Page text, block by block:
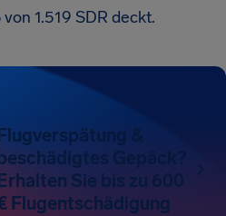
1.519 SDR deckt.
&
Gepäck?
Sie bis zu 600
Flugentschädigung